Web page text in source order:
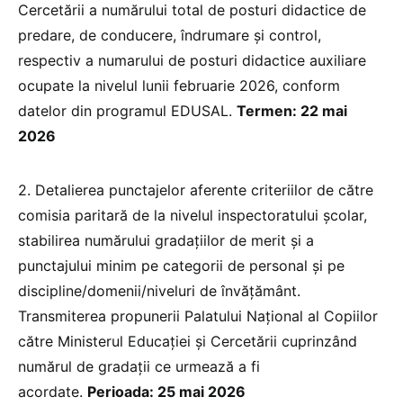
Cercetării a numărului total de posturi didactice de
predare, de conducere, îndrumare și control,
respectiv a numarului de posturi didactice auxiliare
ocupate la nivelul lunii februarie 2026, conform
datelor din programul EDUSAL. Termen: 22 mai
2026
2. Detalierea punctajelor aferente criteriilor de către
comisia paritară de la nivelul inspectoratului şcolar,
stabilirea numărului gradaţiilor de merit şi a
punctajului minim pe categorii de personal şi pe
discipline/domenii/niveluri de învăţământ.
Transmiterea propunerii Palatului Naţional al Copiilor
către Ministerul Educației și Cercetării cuprinzând
numărul de gradaţii ce urmează a fi
acordate. Perioada: 25 mai 2026